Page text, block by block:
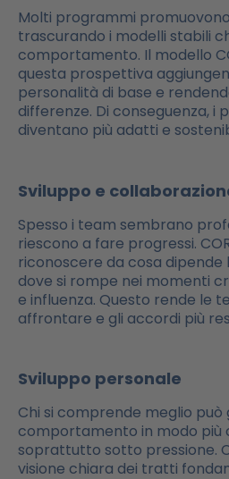
Molti programmi
trascurando i modelli stabili
comportamento. Il modello
questa prospettiva
personalità di base e
differenze. Di conseguenza, i
diventano più adatti e
Sviluppo e
Spesso i team sembrano
riescono a fare progressi.
riconoscere da cosa dipende
dove si rompe nei momenti
e influenza. Questo rende le
affrontare e gli accordi più
Sviluppo personale
Chi si comprende meglio
comportamento in modo più
soprattutto sotto pressione.
visione chiara dei tratti